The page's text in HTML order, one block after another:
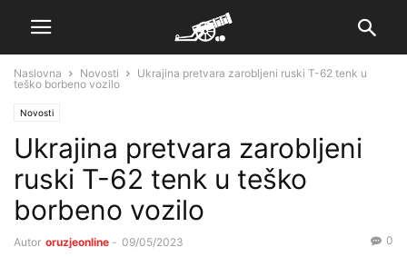
Naslovna Novosti
Ukrajina pretvara zarobljeni ruski T-62 tenk u
teško borbeno vozilo
Novosti
Ukrajina pretvara zarobljeni
ruski T-62 tenk u teško
borbeno vozilo
Autor oruzjeonline - 09/05/2023 0